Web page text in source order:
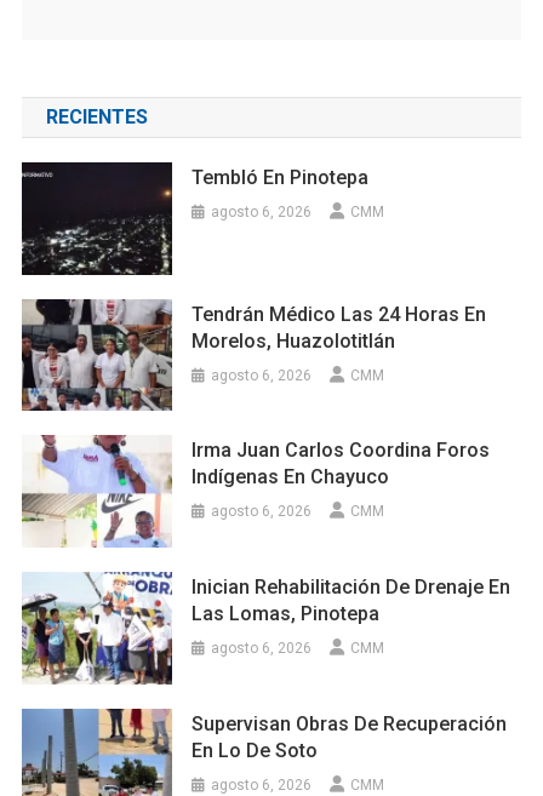
RECIENTES
Tembló En Pinotepa
agosto 6, 2026 CMM
Tendrán Médico Las 24 Horas En
Morelos, Huazolotitlán
agosto 6, 2026 CMM
Irma Juan Carlos Coordina Foros
Indígenas En Chayuco
agosto 6, 2026 CMM
Inician Rehabilitación De Drenaje En
Las Lomas, Pinotepa
agosto 6, 2026 CMM
Supervisan Obras De Recuperación
En Lo De Soto
agosto 6, 2026 CMM